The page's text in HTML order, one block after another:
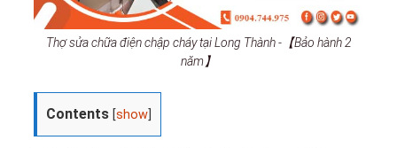
Thợ sửa chữa điện chập cháy tại Long Thành -【Bảo hành 2
năm】
Contents [show